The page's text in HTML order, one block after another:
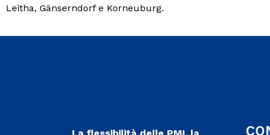
Leitha, Gänserndorf e Korneuburg.